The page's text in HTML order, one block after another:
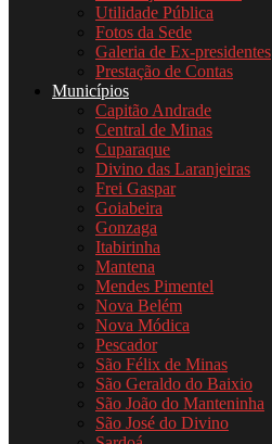
Utilidade Pública
Fotos da Sede
Galeria de Ex-presidentes
Prestação de Contas
Municípios
Capitão Andrade
Central de Minas
Cuparaque
Divino das Laranjeiras
Frei Gaspar
Goiabeira
Gonzaga
Itabirinha
Mantena
Mendes Pimentel
Nova Belém
Nova Módica
Pescador
São Félix de Minas
São Geraldo do Baixio
São João do Manteninha
São José do Divino